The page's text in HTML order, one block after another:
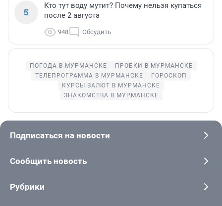
5
Кто тут воду мутит? Почему нельзя купаться
после 2 августа
948 Обсудить
ПОГОДА В МУРМАНСКЕ
ПРОБКИ В МУРМАНСКЕ
ТЕЛЕПРОГРАММА В МУРМАНСКЕ
ГОРОСКОП
КУРСЫ ВАЛЮТ В МУРМАНСКЕ
ЗНАКОМСТВА В МУРМАНСКЕ
Подписаться на новости
Сообщить новость
Рубрики